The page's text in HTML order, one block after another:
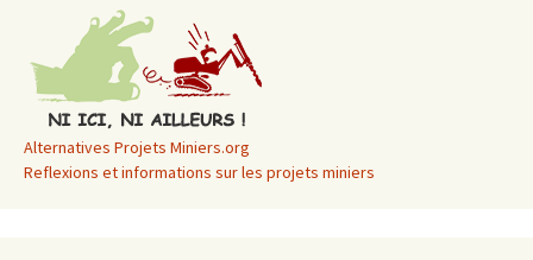
Alternatives Projets Miniers.org
Reflexions et informations sur les projets miniers